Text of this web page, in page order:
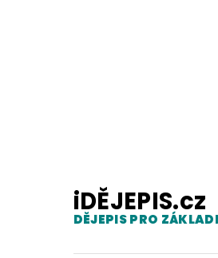
iDĚJEPIS.cz
DĚJEPIS PRO